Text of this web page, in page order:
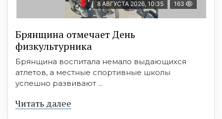
8 АВГУСТА 2026, 10:35 163
Брянщина отмечает День
физкультурника
Брянщина воспитала немало выдающихся
атлетов, а местные спортивные школы
успешно развивают ...
Читать далее